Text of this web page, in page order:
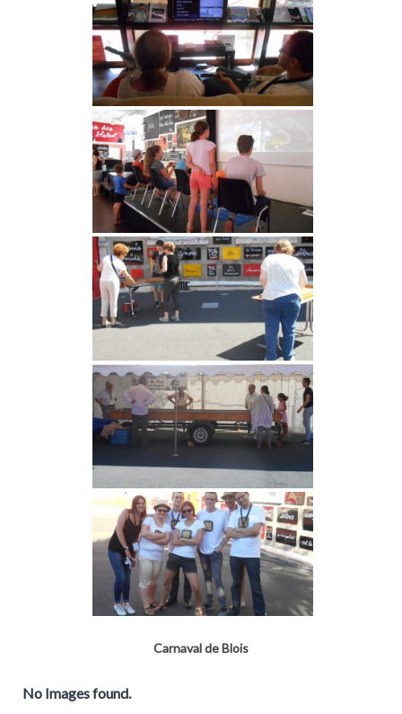
Carnaval de Blois
No Images found.